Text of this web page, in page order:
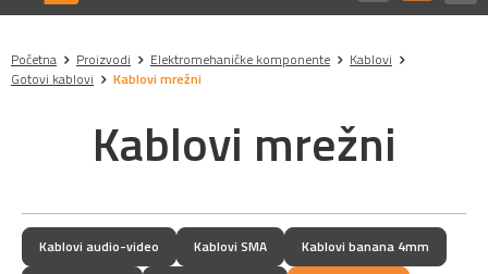
Početna Proizvodi Elektromehaničke komponente
Kablovi
Gotovi kablovi
Kablovi mrežni
Kablovi mrežni
Kablovi audio-video Kablovi SMA
Kablovi banana 4mm